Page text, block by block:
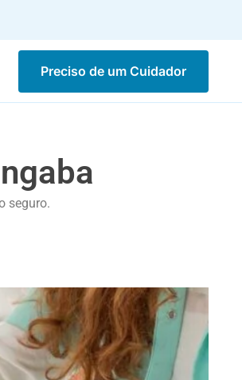
Preciso de um Cuidador
seguro.